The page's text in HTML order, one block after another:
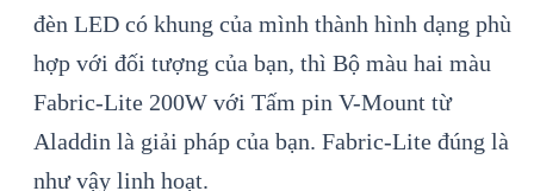
đèn LED có khung của mình thành hình dạng phù
hợp với đối tượng của bạn, thì Bộ màu hai màu
Fabric-Lite 200W với Tấm pin V-Mount từ
Aladdin là giải pháp của bạn. Fabric-Lite đúng là
như vậy linh hoạt.